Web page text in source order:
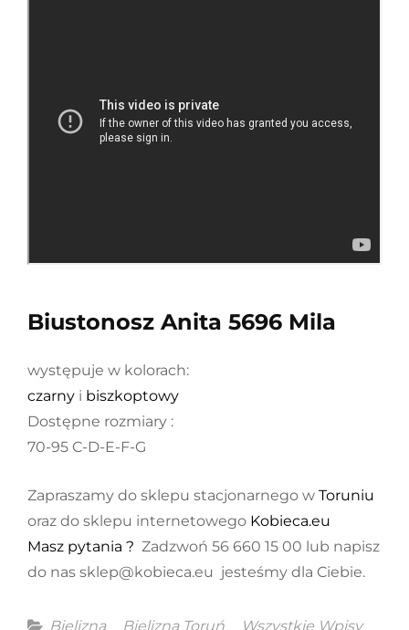
Biustonosz Anita 5696 Mila
występuje w kolorach:
czarny i biszkoptowy
Dostępne rozmiary :
70-95 C-D-E-F-G
Zapraszamy do sklepu stacjonarnego w Toruniu
oraz do sklepu internetowego Kobieca.eu
Masz pytania ? Zadzwoń 56 660 15 00 lub napisz
do nas sklep@kobieca.eu jesteśmy dla Ciebie.
Categories
Bielizna Bielizna Toruń Wszystkie Wpisy